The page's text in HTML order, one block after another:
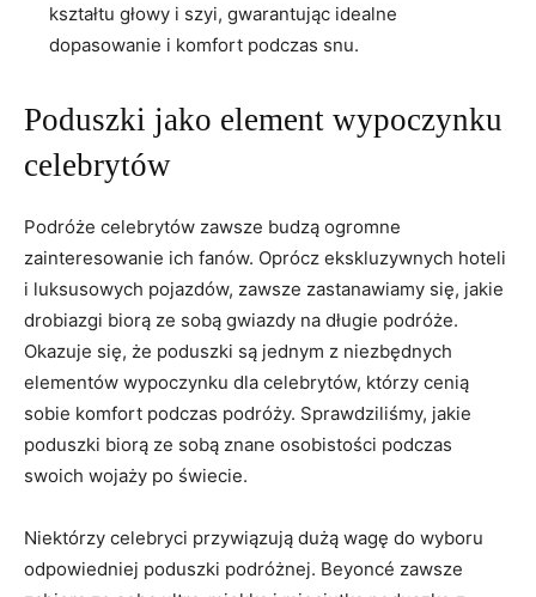
kształtu głowy⁢ i szyi,​ gwarantując ⁤idealne
dopasowanie ‍i⁤ komfort podczas‍ snu.
Poduszki jako‌ element wypoczynku ​
celebrytów
Podróże celebrytów zawsze budzą ogromne
zainteresowanie‍ ich fanów. Oprócz ekskluzywnych ‌hoteli
i luksusowych pojazdów, zawsze zastanawiamy się, jakie​
drobiazgi biorą ze‌ sobą gwiazdy na długie podróże.⁣
Okazuje się, że poduszki są jednym z niezbędnych
elementów ⁣wypoczynku dla celebrytów, którzy cenią
sobie⁤ komfort podczas ‍podróży. Sprawdziliśmy, jakie
poduszki biorą⁢ ze sobą znane osobistości podczas
swoich wojaży po świecie.
Niektórzy ​celebryci przywiązują⁣ dużą ⁢wagę do wyboru ​
odpowiedniej poduszki podróżnej. Beyoncé zawsze